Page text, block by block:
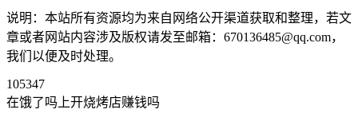
说明：本站所有资源均为来自网络公开渠道获取和整理，若文
章或者网站内容涉及版权请发至邮箱：670136485@qq.com，
我们以便及时处理。
105347
在饿了吗上开烧烤店赚钱吗